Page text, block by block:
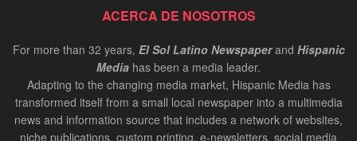
ACERCA DE NOSOTROS
For more than 32 years, El Sol Latino Newspaperand Hispanic
Media has been a media leader.
Adapting to the changing media market, Hispanic Media has
transformed itself from a small local newspaper into a multimedia
news and information source that includes a network of websites,
niche publications, custom printing, e-newsletters, social media